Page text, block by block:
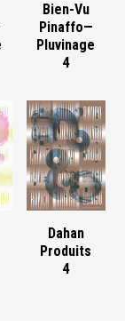
Bien-Vu
Pinaffo—
Pluvinage
4
Dahan
Produits
4